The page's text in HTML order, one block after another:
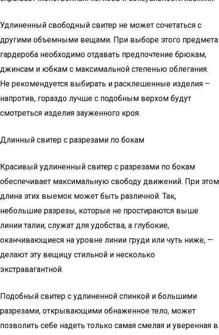
Удлиненный свободный свитер не может сочетаться с
другими объемными вещами. При выборе этого предмета
гардероба необходимо отдавать предпочтение брюкам,
джинсам и юбкам с максимальной степенью облегания.
Не рекомендуется выбирать и расклешенные изделия –
напротив, гораздо лучше с подобным верхом будут
смотреться изделия зауженного кроя.
Длинный свитер с разрезами по бокам
Красивый удлиненный свитер с разрезами по бокам
обеспечивает максимальную свободу движений. При этом
длина этих выемок может быть различной. Так,
небольшие разрезы, которые не простираются выше
линии талии, служат для удобства, а глубокие,
оканчивающиеся на уровне линии груди или чуть ниже, —
делают эту вещицу стильной и несколько
экстравагантной.
Подобный свитер с удлиненной спинкой и большими
разрезами, открывающими обнаженное тело, может
позволить себе надеть только самая смелая и уверенная в